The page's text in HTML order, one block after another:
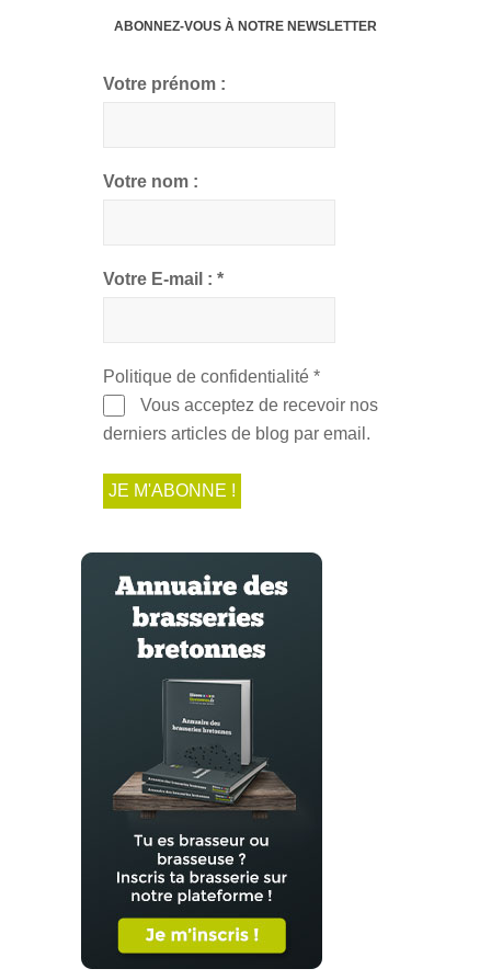
ABONNEZ-VOUS À NOTRE NEWSLETTER
Votre prénom :
Votre nom :
Votre E-mail : *
Politique de confidentialité *
Vous acceptez de recevoir nos
derniers articles de blog par email.